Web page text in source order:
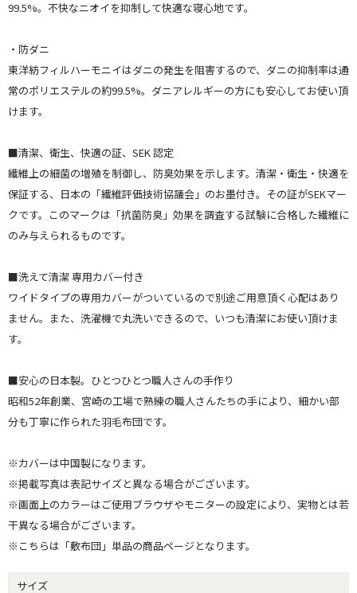
99.5%。不快なニオイを抑制して快適な寝心地です。
・防ダニ
東洋紡フィルハーモニイはダニの発生を阻害するので、ダニの抑制率は通
常のポリエステルの約99.5%。ダニアレルギーの方にも安心してお使い頂
けます。
■清潔、衛生、快適の証、SEK 認定
繊維上の細菌の増殖を制御し、防臭効果を示します。清潔・衛生・快適を
保証する、日本の「繊維評価技術協議会」のお墨付き。その証がSEKマー
クです。このマークは「抗菌防臭」効果を調査する試験に合格した繊維に
のみ与えられるものです。
■洗えて清潔 専用カバー付き
ワイドタイプの専用カバーがついているので別途ご用意頂く心配はあり
ません。また、洗濯機で丸洗いできるので、いつも清潔にお使い頂けま
す。
■安心の日本製。ひとつひとつ職人さんの手作り
昭和52年創業、宮崎の工場で熟練の職人さんたちの手により、細かい部
分も丁寧に作られた羽毛布団です。
※カバーは中国製になります。
※掲載写真は表記サイズと異なる場合がございます。
※画面上のカラーはご使用ブラウザやモニターの設定により、実物とは若
干異なる場合がございます。
※こちらは「敷布団」単品の商品ページとなります。
サイズ